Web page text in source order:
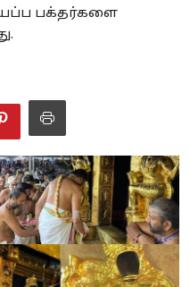
பக்தர்களை